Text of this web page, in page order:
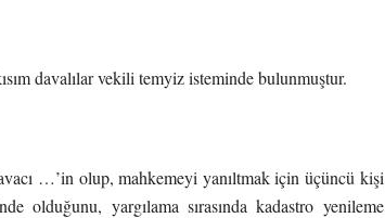
davalılar vekili temyiz isteminde bulunmuştur.
…’in olup, mahkemeyi yanıltmak için üçüncü kişi
olduğunu, yargılama sırasında kadastro yenileme